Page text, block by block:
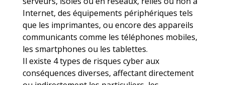
Internet, des équipements périphériques tels
que les imprimantes, ou encore des appareils
communicants comme les téléphones mobiles,
les smartphones ou les tablettes.
Il existe 4 types de risques cyber aux
conséquences diverses, affectant directement